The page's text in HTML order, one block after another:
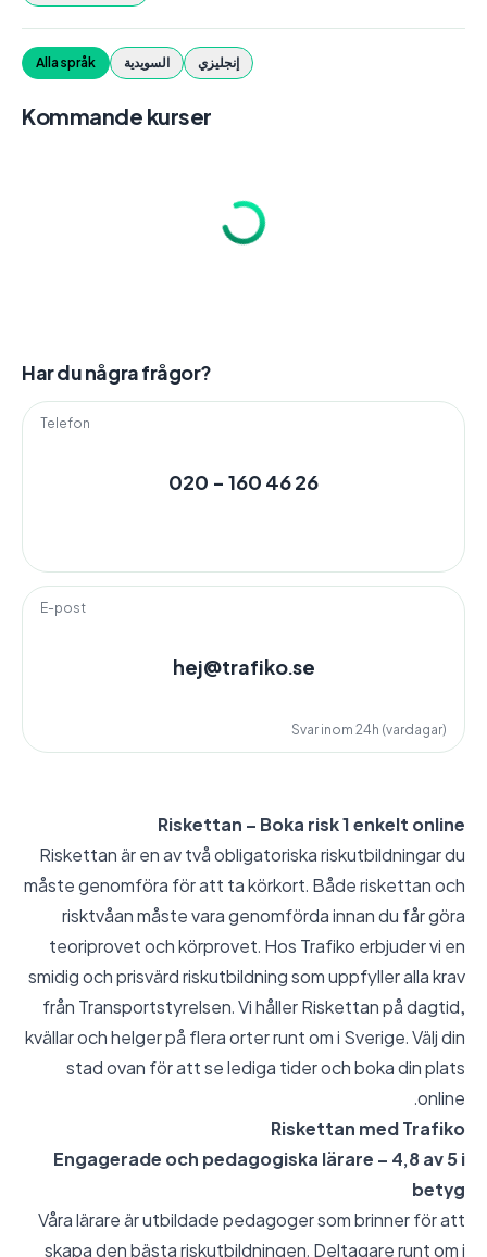
Alla språk السويدية إنجليزي
Kommande kurser
Har du några frågor?
Telefon
020 - 160 46 26
E-post
hej@trafiko.se
Svar inom 24h (vardagar)
Riskettan – Boka risk 1 enkelt online
Riskettan är en av två obligatoriska riskutbildningar du
måste genomföra för att ta körkort. Både riskettan och
risktvåan måste vara genomförda innan du får göra
teoriprovet och körprovet. Hos Trafiko erbjuder vi en
smidig och prisvärd riskutbildning som uppfyller alla krav
från Transportstyrelsen. Vi håller Riskettan på dagtid,
kvällar och helger på flera orter runt om i Sverige. Välj din
stad ovan för att se lediga tider och boka din plats
online.
Riskettan med Trafiko
Engagerade och pedagogiska lärare – 4,8 av 5 i
betyg
Våra lärare är utbildade pedagoger som brinner för att
skapa den bästa riskutbildningen. Deltagare runt om i